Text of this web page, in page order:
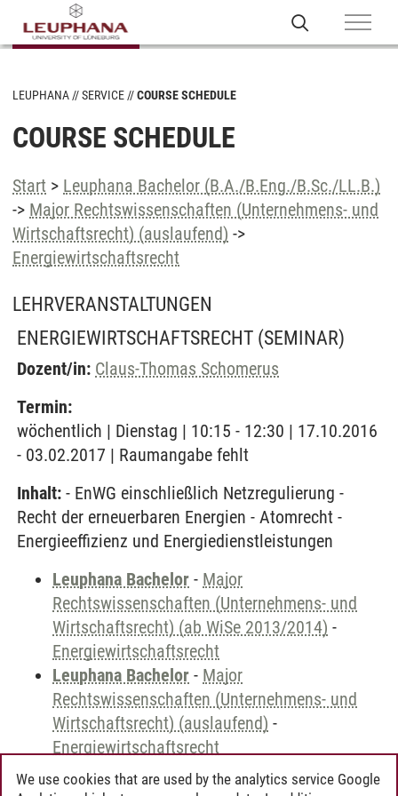
LEUPHANA SERVICE COURSE SCHEDULE
COURSE SCHEDULE
Start > Leuphana Bachelor (B.A./B.Eng./B.Sc./LL.B.)
-> Major Rechtswissenschaften (Unternehmens- und
Wirtschaftsrecht) (auslaufend) ->
Energiewirtschaftsrecht
LEHRVERANSTALTUNGEN
ENERGIEWIRTSCHAFTSRECHT (SEMINAR)
Dozent/in: Claus-Thomas Schomerus
Termin:
wöchentlich | Dienstag | 10:15 - 12:30 | 17.10.2016
- 03.02.2017 | Raumangabe fehlt
Inhalt: - EnWG einschließlich Netzregulierung -
Recht der erneuerbaren Energien - Atomrecht -
Energieeffizienz und Energiedienstleistungen
Leuphana Bachelor - Major
Rechtswissenschaften (Unternehmens- und
Wirtschaftsrecht) (ab WiSe 2013/2014) -
Energiewirtschaftsrecht
Leuphana Bachelor - Major
Rechtswissenschaften (Unternehmens- und
Wirtschaftsrecht) (auslaufend) -
Energiewirtschaftsrecht
We use cookies that are used by the analytics service Google